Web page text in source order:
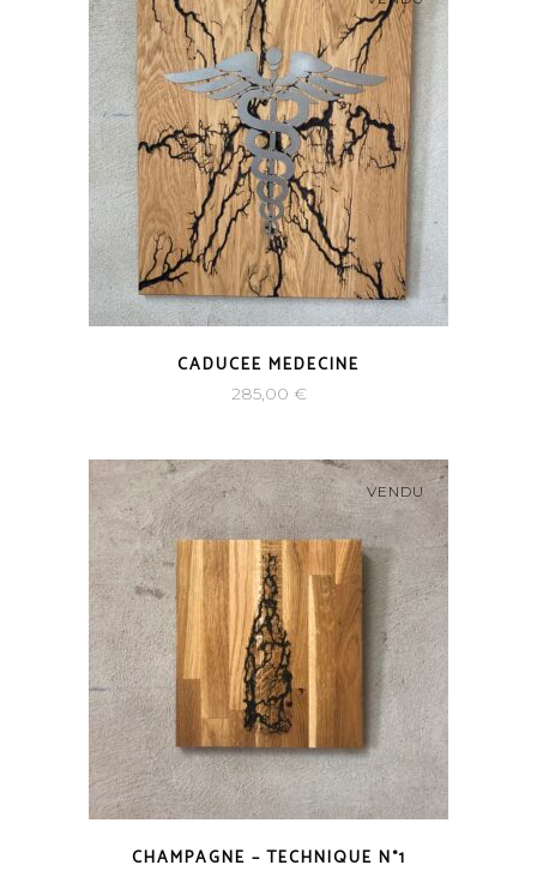
CADUCEE MEDECINE
285,00 €
VENDU
CHAMPAGNE – TECHNIQUE N°1